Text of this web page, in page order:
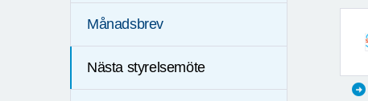
Månadsbrev
Nästa styrelsemöte